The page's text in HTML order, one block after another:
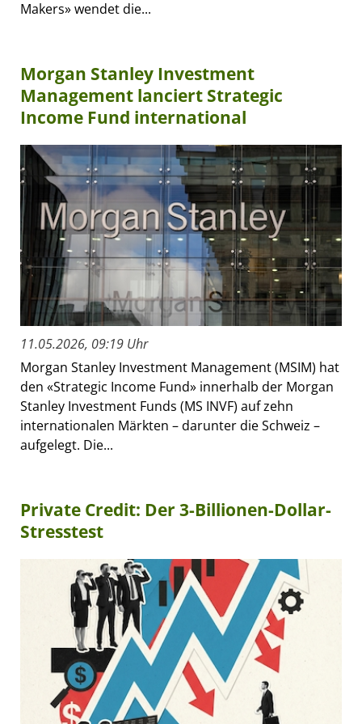
Makers» wendet die...
Morgan Stanley Investment
Management lanciert Strategic
Income Fund international
11.05.2026, 09:19 Uhr
Morgan Stanley Investment Management (MSIM) hat
den «Strategic Income Fund» innerhalb der Morgan
Stanley Investment Funds (MS INVF) auf zehn
internationalen Märkten – darunter die Schweiz –
aufgelegt. Die...
Private Credit: Der 3-Billionen-Dollar-
Stresstest